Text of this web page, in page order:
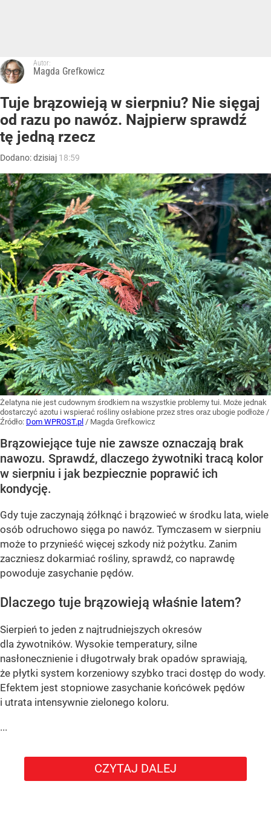
Autor:
Magda Grefkowicz
Tuje brązowieją w sierpniu? Nie sięgaj
od razu po nawóz. Najpierw sprawdź
tę jedną rzecz
Dodano:dzisiaj 18:59
Żelatyna nie jest cudownym środkiem na wszystkie problemy tui. Może jednak
dostarczyć azotu i wspierać rośliny osłabione przez stres oraz ubogie podłoże /
Źródło: Dom WPROST.pl / Magda Grefkowicz
Brązowiejące tuje nie zawsze oznaczają brak
nawozu. Sprawdź, dlaczego żywotniki tracą kolor
w sierpniu i jak bezpiecznie poprawić ich
kondycję.
Gdy tuje zaczynają żółknąć i brązowieć w środku lata, wiele
osób odruchowo sięga po nawóz. Tymczasem w sierpniu
może to przynieść więcej szkody niż pożytku. Zanim
zaczniesz dokarmiać rośliny, sprawdź, co naprawdę
powoduje zasychanie pędów.
Dlaczego tuje brązowieją właśnie latem?
Sierpień to jeden z najtrudniejszych okresów
dla żywotników. Wysokie temperatury, silne
nasłonecznienie i długotrwały brak opadów sprawiają,
że płytki system korzeniowy szybko traci dostęp do wody.
Efektem jest stopniowe zasychanie końcówek pędów
i utrata intensywnie zielonego koloru.
...
CZYTAJ DALEJ